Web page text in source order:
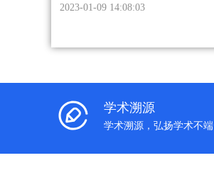
2023-01-09 14:08:03
学术溯源
学术溯源，弘扬学术不端